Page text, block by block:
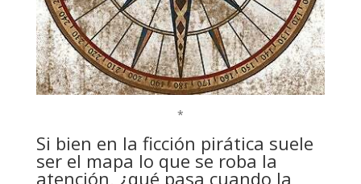
*
Si bien en la ficción pirática suele
ser el mapa lo que se roba la
atención, ¿qué pasa cuando la